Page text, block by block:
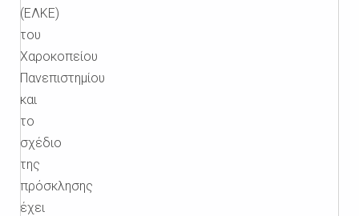
(ΕΛΚΕ)
του
Χαροκοπείου
Πανεπιστημίου
και
το
σχέδιο
της
πρόσκλησης
έχει